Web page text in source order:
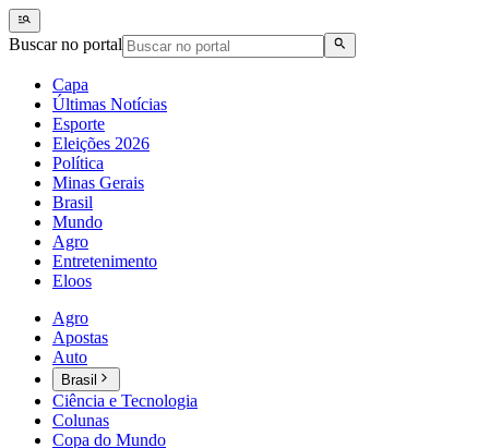
Buscar no portal
Capa
Últimas Notícias
Esporte
Eleições 2026
Política
Minas Gerais
Brasil
Mundo
Agro
Entretenimento
Eloos
Agro
Apostas
Auto
Brasil
Ciência e Tecnologia
Colunas
Copa do Mundo